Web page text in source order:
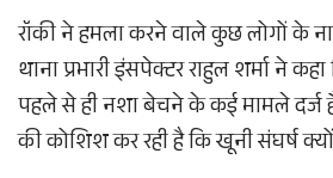
रॉकी ने हमला करने वाले कुछ लोगों के
थाना प्रभारी इंसपेक्टर राहुल शर्मा ने
पहले से ही नशा बेचने के कई मामले दर्ज
की कोशिश कर रही है कि खूनी संघर्ष